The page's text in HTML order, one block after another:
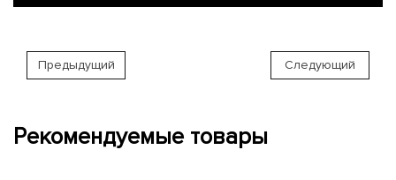
Предыдущий Следующий
Рекомендуемые товары